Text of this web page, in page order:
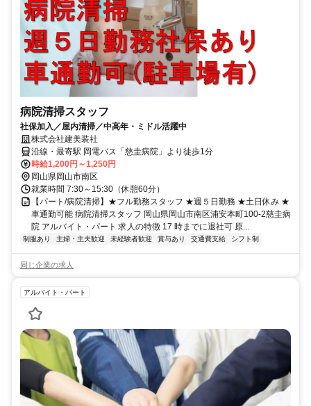
病院清掃スタッフ
社保加入／屋内清掃／中高年・ミドル活躍中
株式会社建美装社
沿線・最寄駅 岡電バス「慈圭病院」より徒歩1分
時給1,200円～1,250円
岡山県岡山市南区
就業時間 7:30～15:30（休憩60分）
【パート/病院清掃】★フル勤務スタッフ ★週５日勤務 ★土日休み ★
車通勤可能 病院清掃スタッフ 岡山県岡山市南区浦安本町100-2慈圭病
院 アルバイト・パート 求人の特徴 17 時までに退社可 原...
制服あり 主婦・主夫歓迎 未経験者歓迎 賞与あり 交通費支給 シフト制
同じ企業の求人
アルバイト・パート